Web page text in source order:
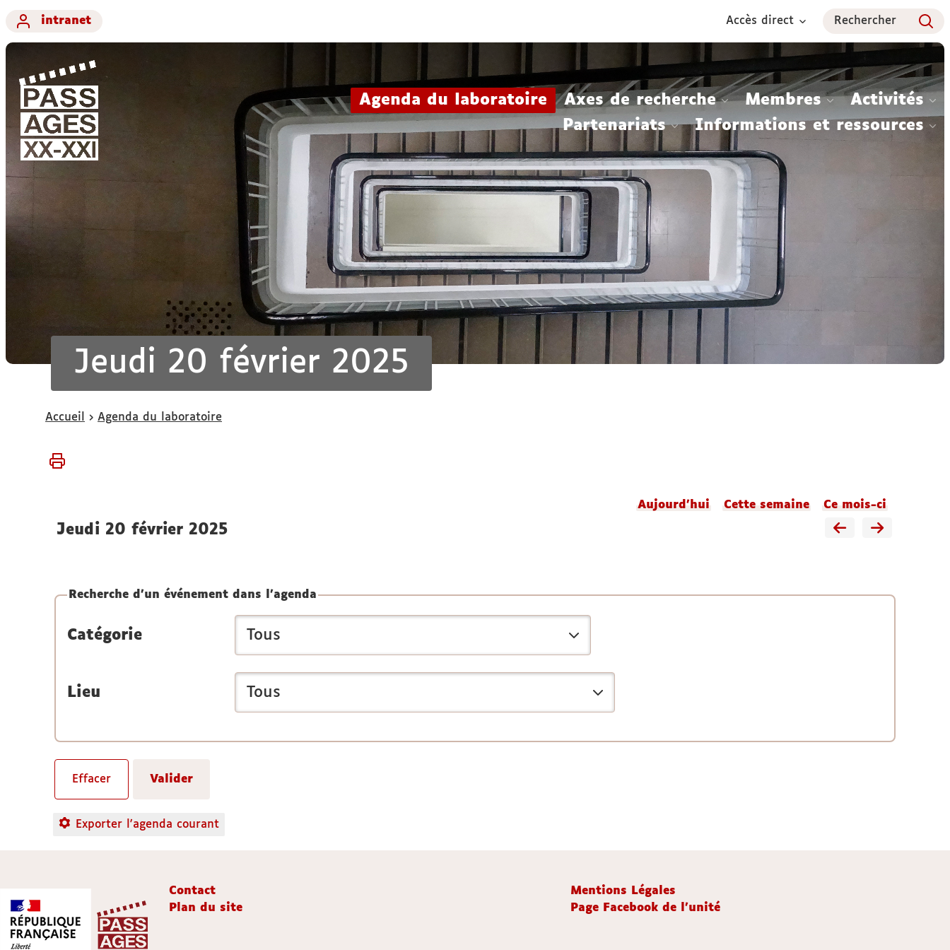
contenu
intranet
Accès direct Rechercher
Agenda du laboratoire Axes de recherche Membres
Activités
Partenariats
Informations et ressources
Jeudi 20 février 2025
Vous
ici :
Accueil Agenda du laboratoire
Aujourd'hui Cette semaine Ce mois-ci
jeudi 20 février 2025
Recherche d'un événement dans l'agenda
Catégorie
Lieu
Exporter l'agenda courant
Contact
Mentions Légales
Plan du site
Page Facebook de l'unité